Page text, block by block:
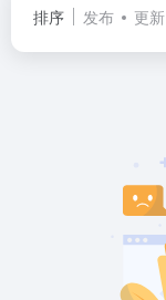
排序 发布 更新